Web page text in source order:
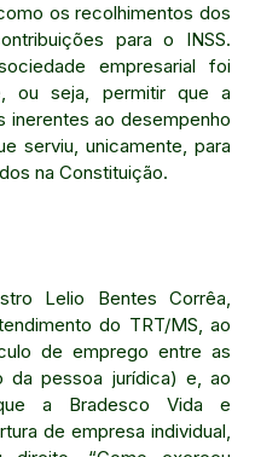
os recolhimentos dos
para o INSS.
empresarial foi
ou seja, permitir que a
ao desempenho
serviu, unicamente, para
na Constituição.
Lelio Bentes Corrêa,
do TRT/MS, ao
de emprego entre as
da pessoa jurídica) e, ao
a Bradesco Vida e
de empresa individual,